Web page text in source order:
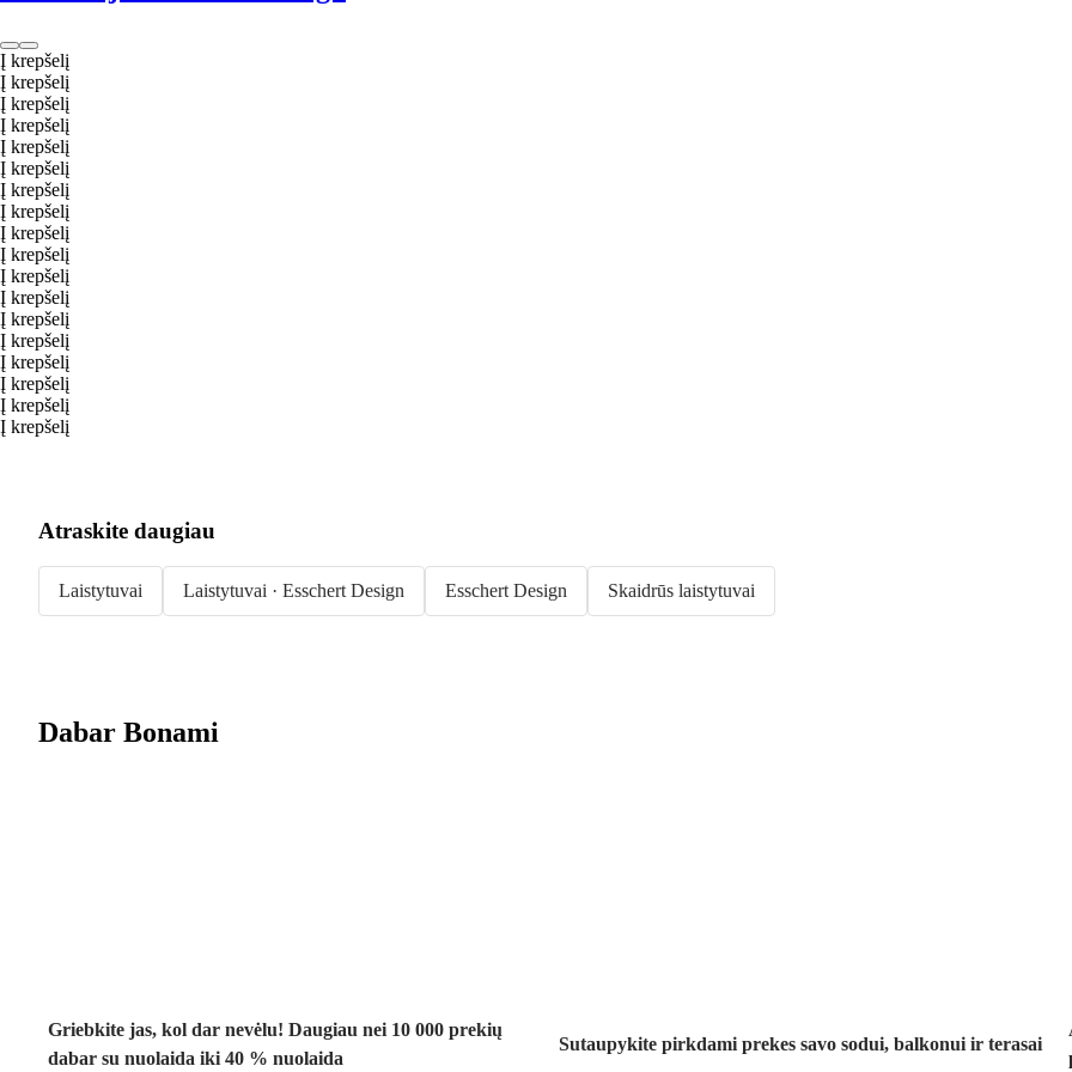
Į krepšelį
Į krepšelį
Į krepšelį
Į krepšelį
Į krepšelį
Į krepšelį
Į krepšelį
Į krepšelį
Į krepšelį
Į krepšelį
Į krepšelį
Į krepšelį
Į krepšelį
Į krepšelį
Į krepšelį
Į krepšelį
Į krepšelį
Į krepšelį
Atraskite daugiau
Laistytuvai Laistytuvai · Esschert Design Esschert Design Skaidrūs laistytuvai
Dabar Bonami
Griebkite jas, kol dar nevėlu! Daugiau nei 10 000 prekių
dabar su nuolaida iki 40 % nuolaida
Sutaupykite pirkdami prekes savo sodui, balkonui ir terasai